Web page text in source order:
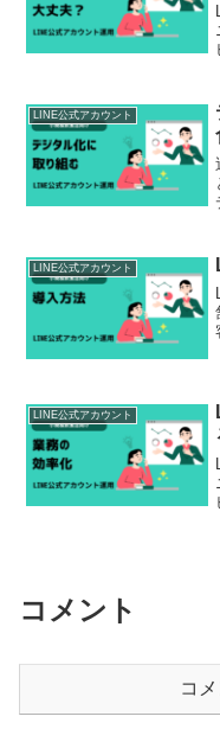
LINE公式アカウント
LINE公式アカウント
LINE公式アカウント
コメント
コ